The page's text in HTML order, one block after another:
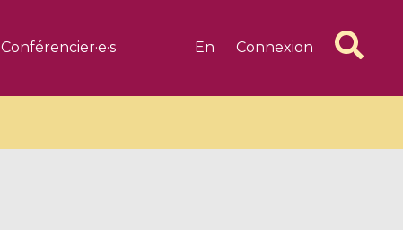
Conférencier·e·s En Connexion